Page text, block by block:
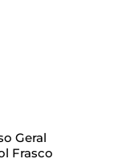
Geral
Frasco